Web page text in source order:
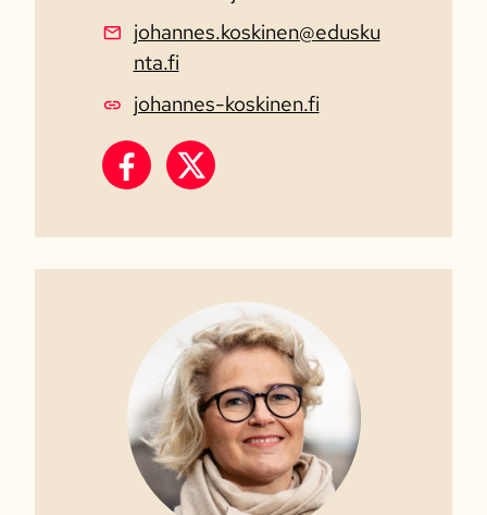
johannes.koskinen@edusku
nta.fi
johannes-koskinen.fi
Johannes Koskinen Facebook
Johannes Koskinen X